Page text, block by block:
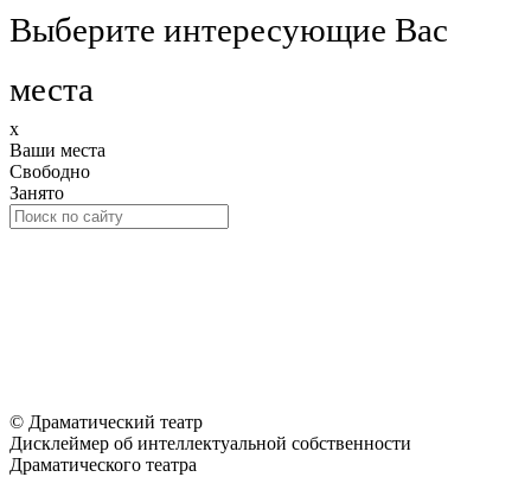
Выберите интересующие Вас
места
x
Ваши места
Свободно
Занято
© Драматический театр
Дисклеймер об интеллектуальной собственности
Драматического театра